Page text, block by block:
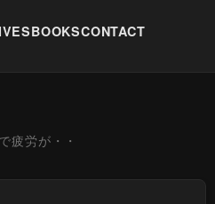
BOOKSCONTACT
疲労が・・